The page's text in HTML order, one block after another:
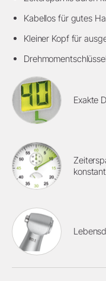
Kabellos für gutes
Kleiner Kopf für
Exakte